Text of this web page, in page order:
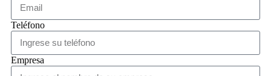
Teléfono
Empresa